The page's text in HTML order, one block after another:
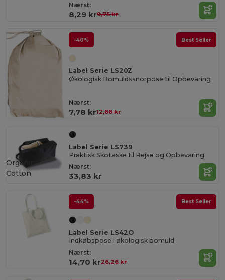
Nærst:
8,29 kr9,75 kr
-40% Best Seller
Label Serie LS20Z
Økologisk Bomuldssnorpose til Opbevaring
Nærst:
7,78 kr12,88 kr
Label Serie LS739
Praktisk Skotaske til Rejse og Opbevaring
Nærst:
33,83 kr
Organic
Cotton
-44% Best Seller
Label Serie LS42O
Indkøbspose i økologisk bomuld
Nærst:
14,70 kr26,26 kr